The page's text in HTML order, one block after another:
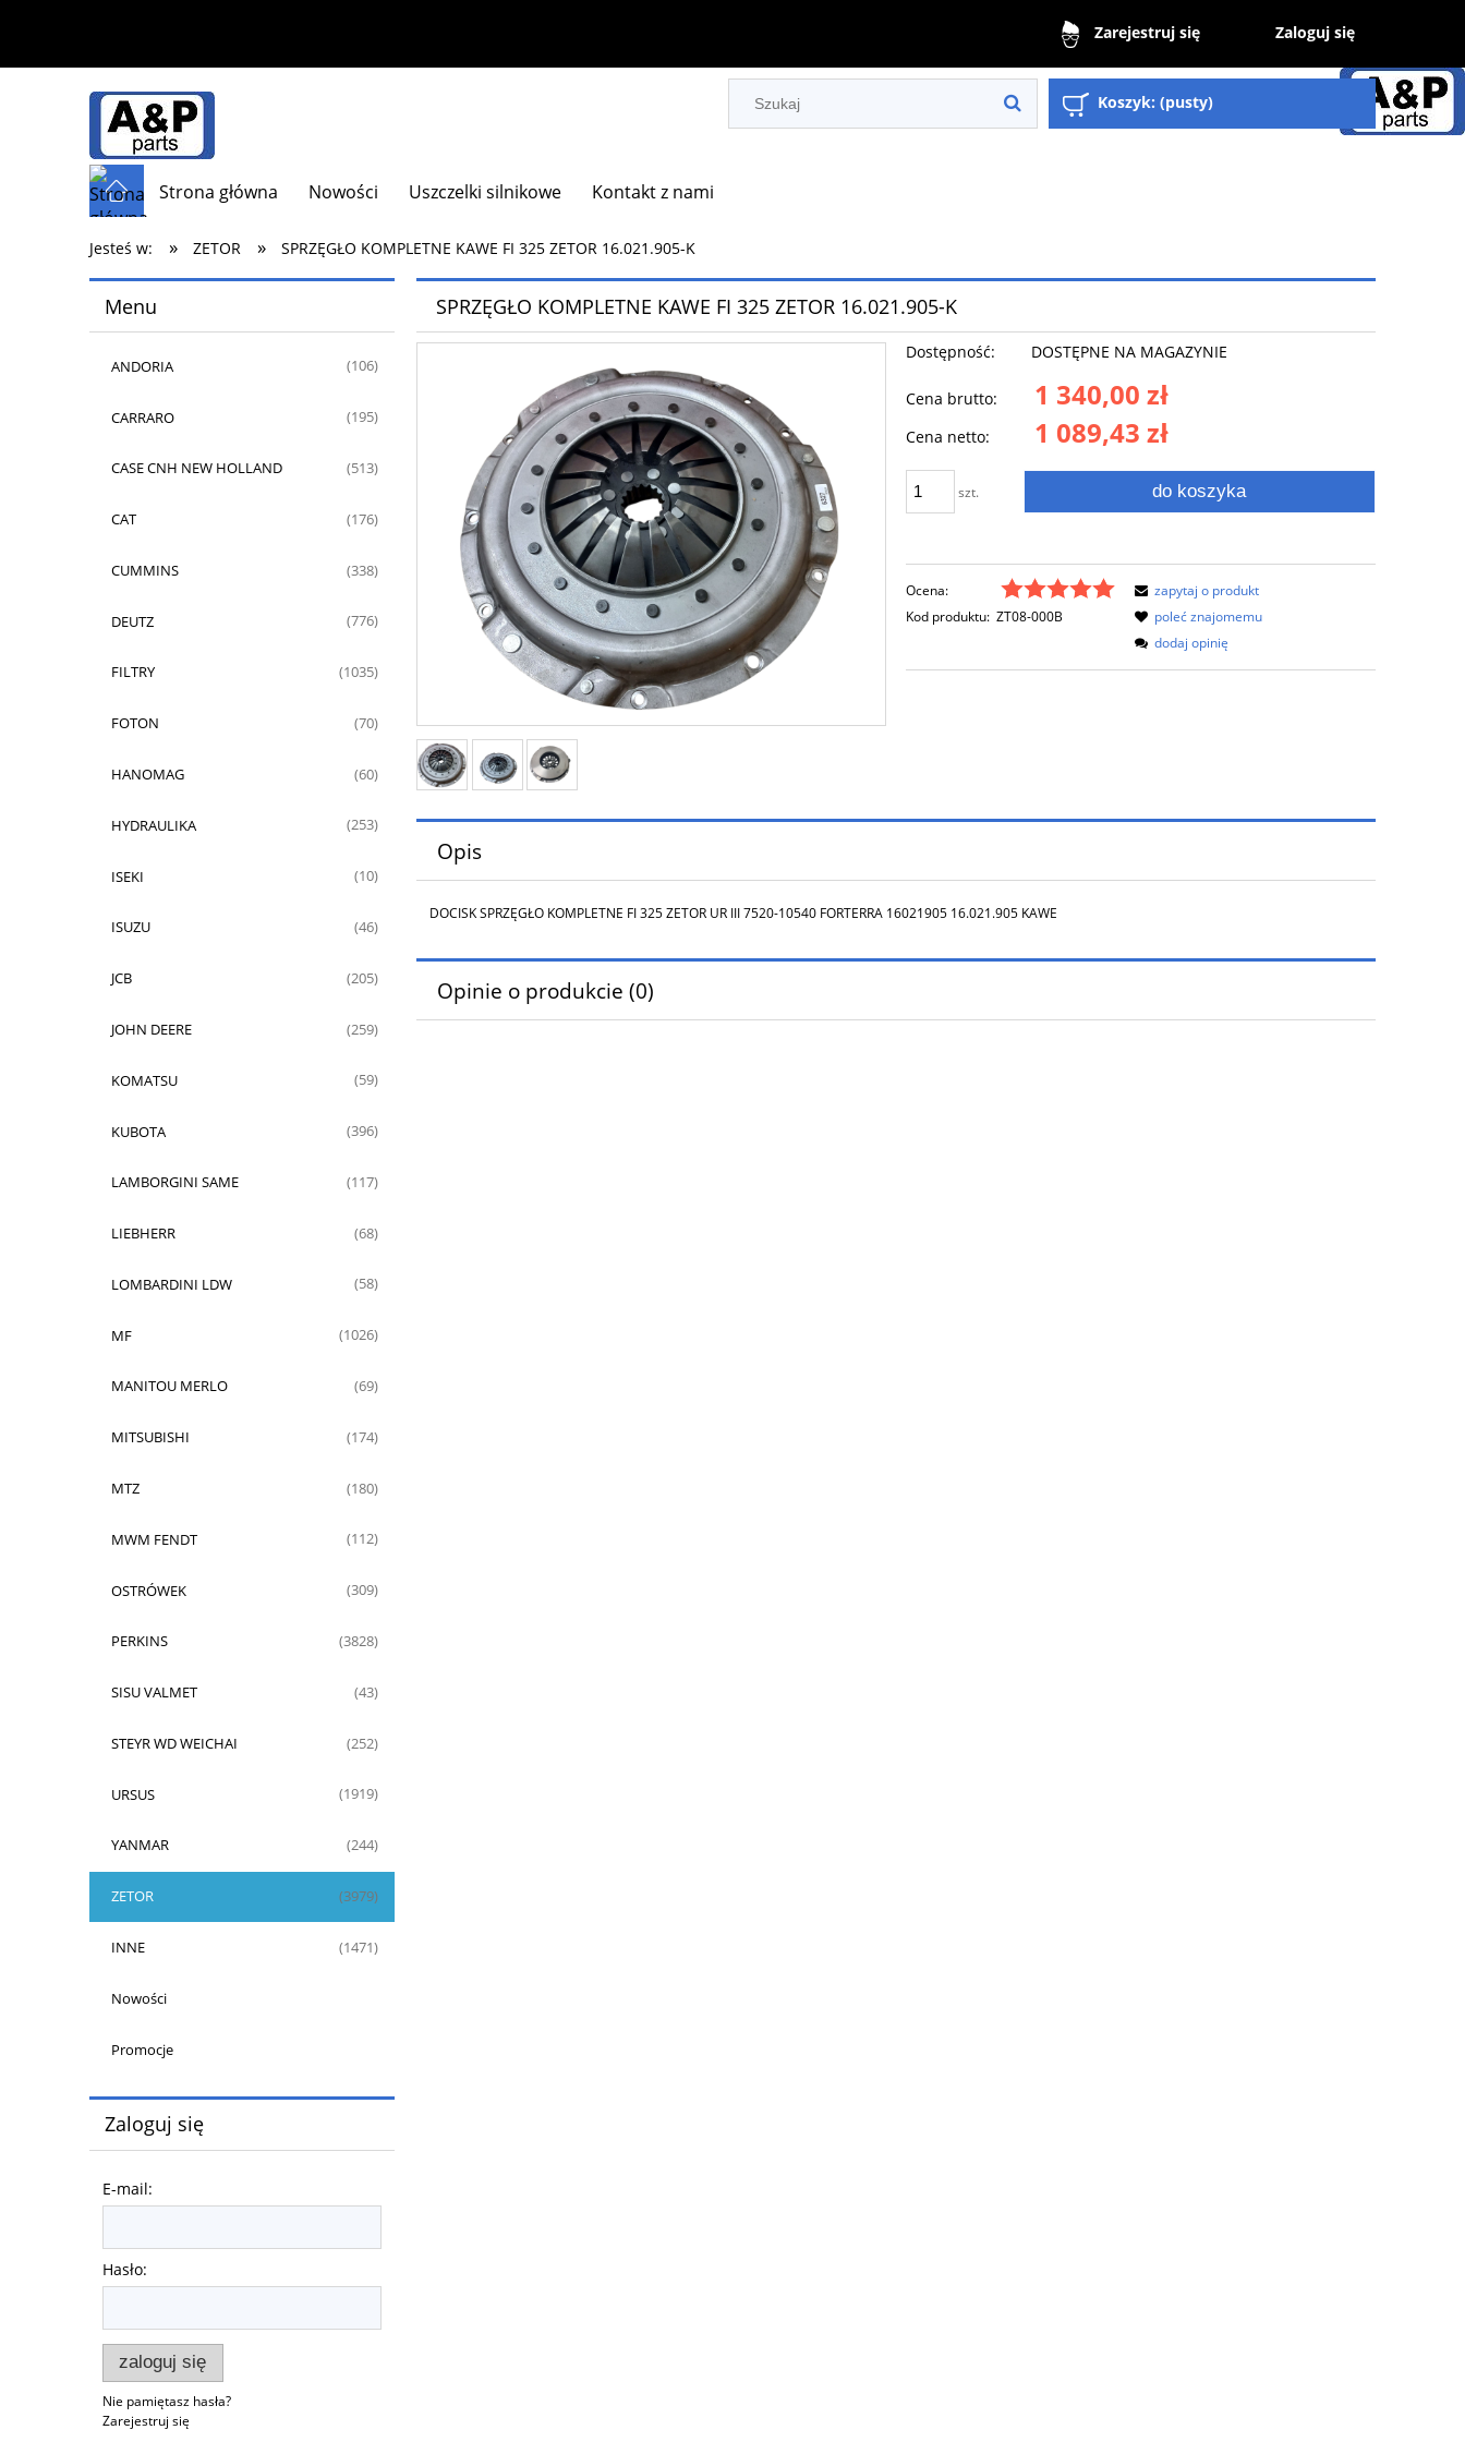
Zarejestruj się Zaloguj się
Koszyk: (pusty)
Strona główna Nowości Uszczelki silnikowe Kontakt z nami
Jesteś w: » ZETOR » SPRZĘGŁO KOMPLETNE KAWE FI 325 ZETOR 16.021.905-K
Menu
ANDORIA (106)
CARRARO (195)
CASE CNH NEW HOLLAND (513)
CAT (176)
CUMMINS (338)
DEUTZ (776)
FILTRY (1035)
FOTON (70)
HANOMAG (60)
HYDRAULIKA (253)
ISEKI (10)
ISUZU (46)
JCB (205)
JOHN DEERE (259)
KOMATSU (59)
KUBOTA (396)
LAMBORGINI SAME (117)
LIEBHERR (68)
LOMBARDINI LDW (58)
MF (1026)
MANITOU MERLO (69)
MITSUBISHI (174)
MTZ (180)
MWM FENDT (112)
OSTRÓWEK (309)
PERKINS (3828)
SISU VALMET (43)
STEYR WD WEICHAI (252)
URSUS (1919)
YANMAR (244)
ZETOR (3979)
INNE (1471)
Nowości
Promocje
Zaloguj się
E-mail:
Hasło:
zaloguj się
Nie pamiętasz hasła?
Zarejestruj się
SPRZĘGŁO KOMPLETNE KAWE FI 325 ZETOR 16.021.905-K
Dostępność: DOSTĘPNE NA MAGAZYNIE
Cena brutto: 1 340,00 zł
Cena netto: 1 089,43 zł
szt. do koszyka
Ocena:
Kod produktu: ZT08-000B
zapytaj o produkt
poleć znajomemu
dodaj opinię
Opis
DOCISK SPRZĘGŁO KOMPLETNE FI 325 ZETOR UR III 7520-10540 FORTERRA 16021905 16.021.905 KAWE
Opinie o produkcie (0)